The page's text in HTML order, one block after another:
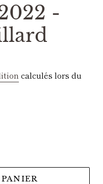
-
calculés lors du